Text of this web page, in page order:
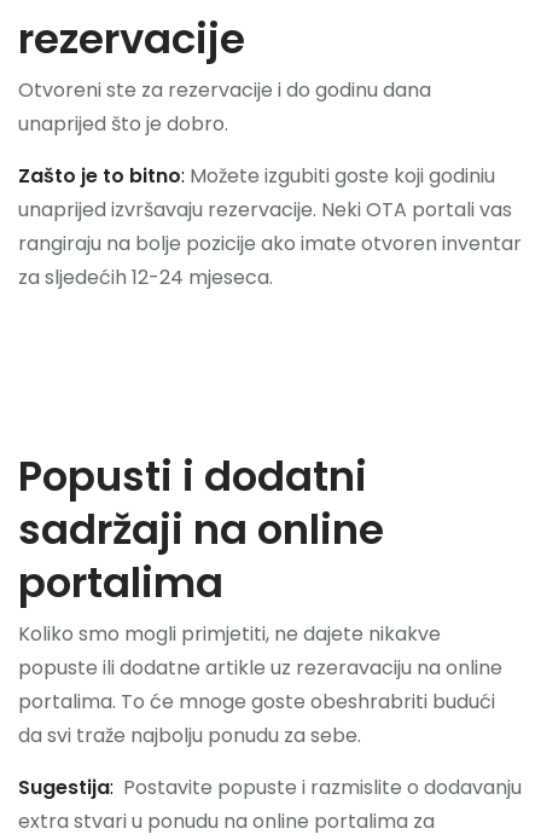
rezervacije
Otvoreni ste za rezervacije i do godinu dana
unaprijed što je dobro.
Zašto je to bitno: Možete izgubiti goste koji godiniu
unaprijed izvršavaju rezervacije. Neki OTA portali vas
rangiraju na bolje pozicije ako imate otvoren inventar
za sljedećih 12-24 mjeseca.
Popusti i dodatni
sadržaji na online
portalima
Koliko smo mogli primjetiti, ne dajete nikakve
popuste ili dodatne artikle uz rezeravaciju na online
portalima. To će mnoge goste obeshrabriti budući
da svi traže najbolju ponudu za sebe.
Sugestija: Postavite popuste i razmislite o dodavanju
extra stvari u ponudu na online portalima za